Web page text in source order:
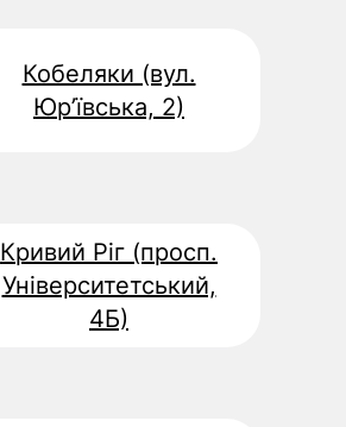
Кобеляки (вул.
Юр’ївська, 2)
Кривий Ріг (просп.
Університетський,
4Б)